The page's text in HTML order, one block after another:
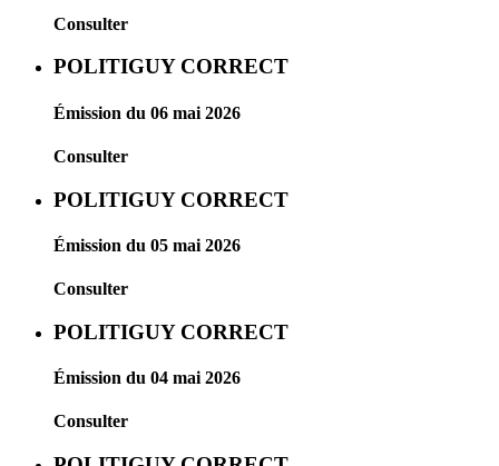
Consulter
POLITIGUY CORRECT
Émission du 06 mai 2026
Consulter
POLITIGUY CORRECT
Émission du 05 mai 2026
Consulter
POLITIGUY CORRECT
Émission du 04 mai 2026
Consulter